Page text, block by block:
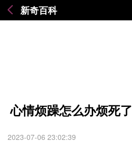
新奇百科
心情烦躁怎么办烦死了
2023-07-06 23:02:39